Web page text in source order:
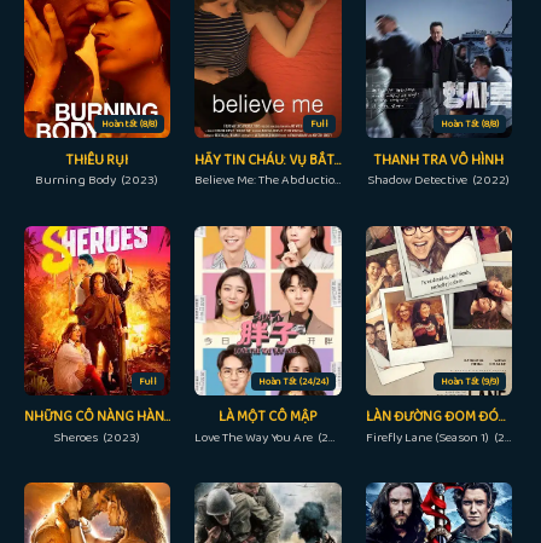
Hoàn tất (8/8)
THIÊU RỤI
Burning Body (2023)
Full
HÃY TIN CHÁU: VỤ BẮT CÓC LISA MCVEY
Believe Me: The Abduction of Lisa McVey (2018)
Hoàn Tất (8/8)
THANH TRA VÔ HÌNH
Shadow Detective (2022)
Full
NHỮNG CÔ NÀNG HÀNH ĐỘNG
Sheroes (2023)
Hoàn Tất (24/24)
LÀ MỘT CÔ MẬP
Love The Way You Are (2019)
Hoàn Tất (9/9)
LÀN ĐƯỜNG ĐOM ĐÓM (PHẦN 1)
Firefly Lane (Season 1) (2022)